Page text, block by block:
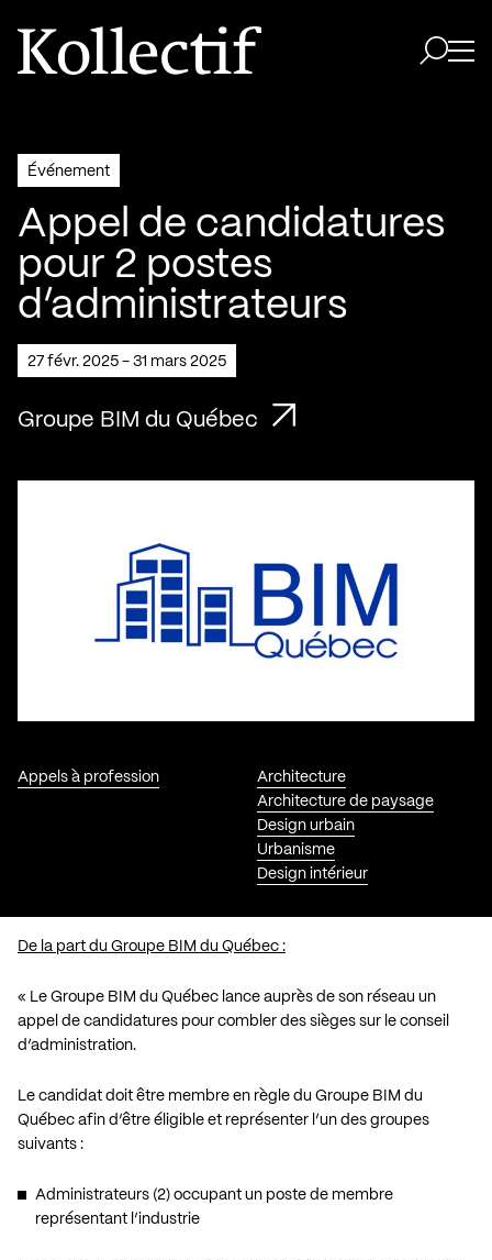
Aller à la page d'accueil
Logo Kollectif
Événement
Appel de candidatures
pour 2 postes
d’administrateurs
27 févr. 2025 - 31 mars 2025
Groupe BIM du Québec
Appels à profession
Architecture
Architecture de paysage
Design urbain
Urbanisme
Design intérieur
De la part du Groupe BIM du Québec :
« Le Groupe BIM du Québec lance auprès de son réseau un
appel de candidatures pour combler des sièges sur le conseil
d’administration.
Le candidat doit être membre en règle du Groupe BIM du
Québec afin d’être éligible et représenter l’un des groupes
suivants :
Administrateurs (2) occupant un poste de membre
représentant l’industrie